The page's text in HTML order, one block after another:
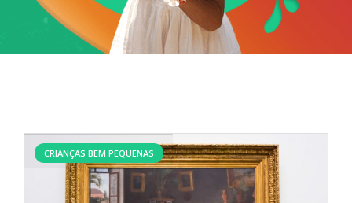
CRIANÇAS BEM PEQUENAS